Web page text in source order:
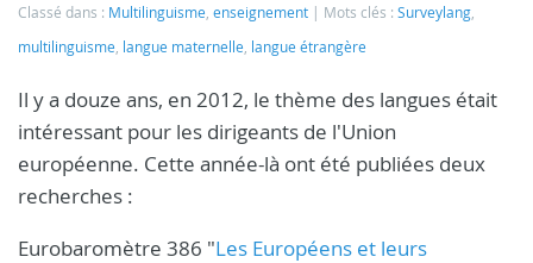
Classé dans : Multilinguisme enseignement Mots clés : Surveylang
multilinguisme langue maternelle langue étrangère
Il y a douze ans, en 2012, le thème des langues était
intéressant pour les dirigeants de l'Union
européenne. Cette année-là ont été publiées deux
recherches :
Eurobaromètre 386 "Les Européens et leurs